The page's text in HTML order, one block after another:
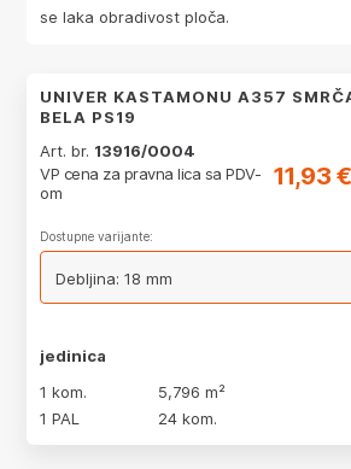
se laka obradivost ploča.
UNIVER KASTAMONU A357
BELA PS19
Art. br. 13916/0004
VP cena za pravna lica sa PDV-
om
11,93 €
Dostupne varijante:
jedinica
1 kom.
5,796 m²
1 PAL
24 kom.